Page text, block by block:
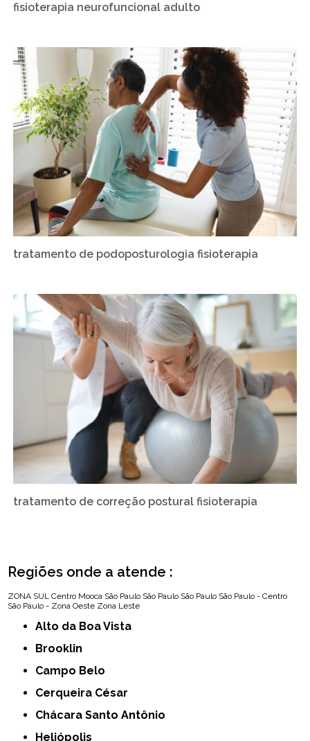
fisioterapia neurofuncional adulto
tratamento de podoposturologia fisioterapia
tratamento de correção postural fisioterapia
Regiões onde a atende :
ZONA SUL Centro Mooca São Paulo São Paulo São Paulo São Paulo - Centro
São Paulo - Zona Oeste Zona Leste
Alto da Boa Vista
Brooklin
Campo Belo
Cerqueira César
Chácara Santo Antônio
Heliópolis